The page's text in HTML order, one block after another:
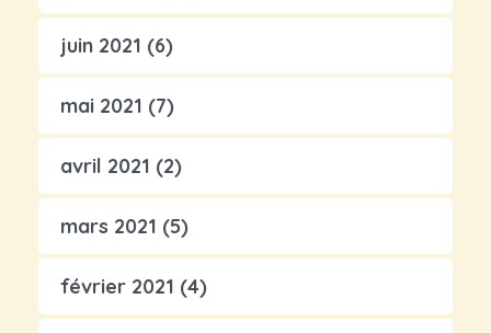
juin 2021 (6)
mai 2021 (7)
avril 2021 (2)
mars 2021 (5)
février 2021 (4)